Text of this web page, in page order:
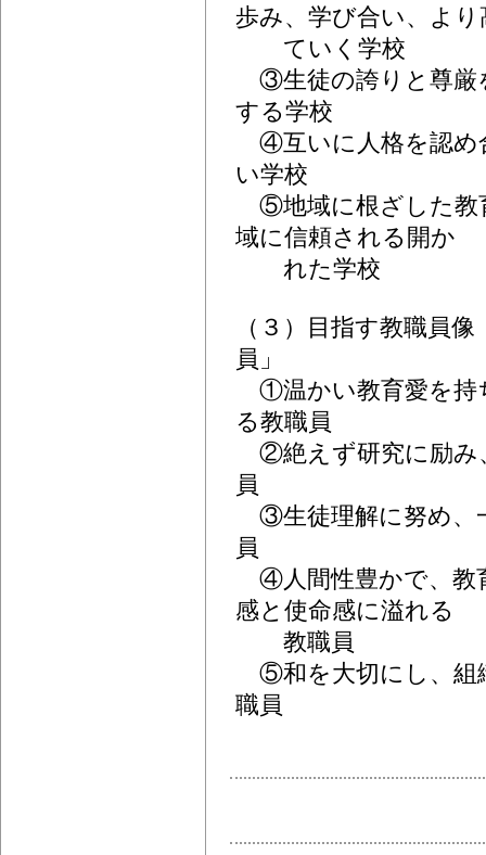
歩み、学び合い、よ
ていく学校
③生徒の誇りと尊厳
する学校
④互いに人格を認め
い学校
⑤地域に根ざした教
域に信頼される開か
れた学校
（３）目指す教職員
員」
①温かい教育愛を持
る教職員
②絶えず研究に励み
員
③生徒理解に努め、
員
④人間性豊かで、教
感と使命感に溢れる
教職員
⑤和を大切にし、組
職員